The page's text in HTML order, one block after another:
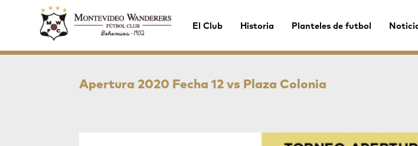
El Club Historia Planteles de futbol
Apertura 2020 Fecha 12 vs Plaza Colonia